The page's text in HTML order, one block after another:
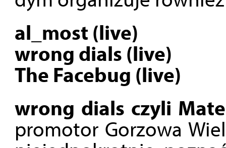
al_most (live)
wrong dials (live)
The Facebug (live)
wrong dials czyli
promotor Gorzowa